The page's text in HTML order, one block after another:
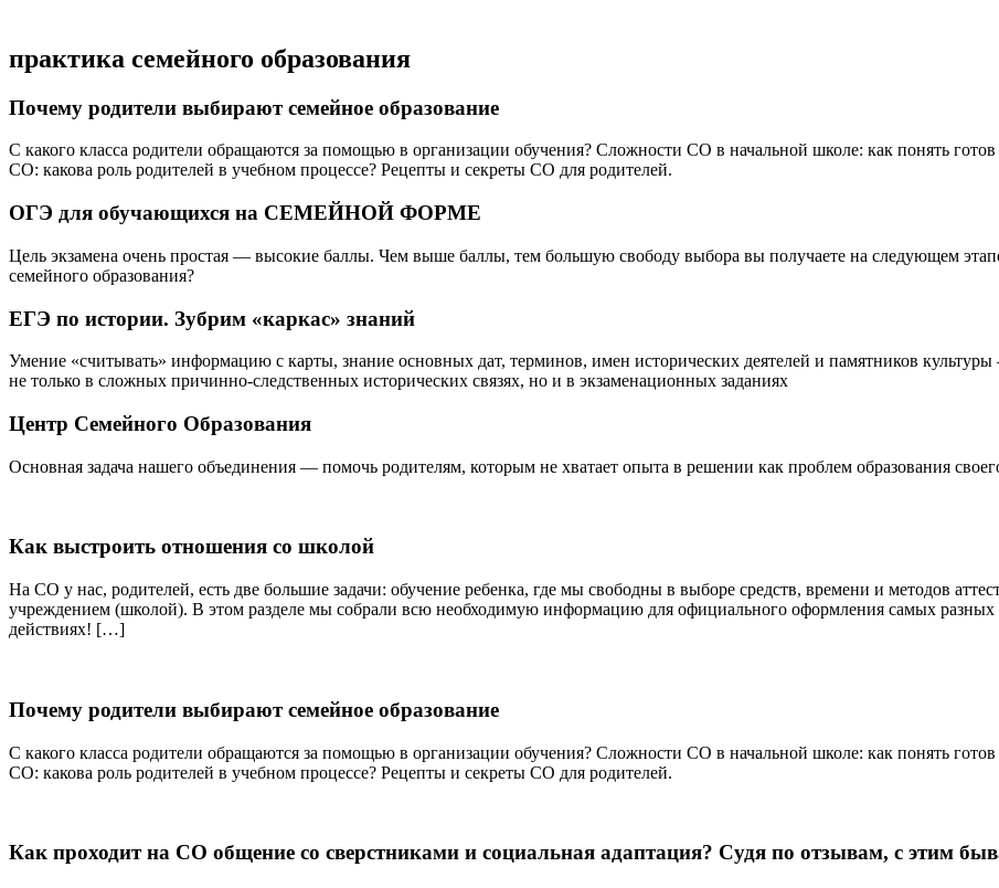
практика семейного образования
Почему родители выбирают семейное образование
С какого класса родители обращаются за помощью в организации обучения? Сложности СО в начальной школе: как понять
СО: какова роль родителей в учебном процессе? Рецепты и секреты СО для родителей.
ОГЭ для обучающихся на СЕМЕЙНОЙ ФОРМЕ
Цель экзамена очень простая — высокие баллы. Чем выше баллы, тем большую свободу выбора вы получаете на следующем
семейного образования?
ЕГЭ по истории. Зубрим «каркас» знаний
Умение «считывать» информацию с карты, знание основных дат, терминов, имен исторических деятелей и памятников культуры –
не только в сложных причинно-следственных исторических связях, но и в экзаменационных заданиях
Центр Семейного Образования
Основная задача нашего объединения — помочь родителям, которым не хватает опыта в решении как проблем образования
Как выстроить отношения со школой
На СО у нас, родителей, есть две большие задачи: обучение ребенка, где мы свободны в выборе средств, времени и методов
учреждением (школой). В этом разделе мы собрали всю необходимую информацию для официального оформления самых
действиях! […]
Почему родители выбирают семейное образование
С какого класса родители обращаются за помощью в организации обучения? Сложности СО в начальной школе: как понять
СО: какова роль родителей в учебном процессе? Рецепты и секреты СО для родителей.
Как проходит на СО общение со сверстниками и социальная адаптация? Судя по отзывам, с этим